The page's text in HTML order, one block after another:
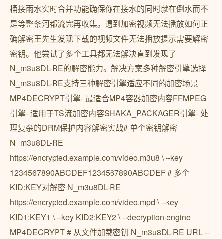
桶接雨水实时合并功能确保你在接水的同时就在倒水而不
是等整条河都流完再收集。遇到加密视频无法播放如何正
确解密王先生发现下载的视频文件无法播放提示需要解密
密钥。他尝试了多个工具都无法解决直到发现了
N_m3u8DL-RE的解密能力。解决方案多种解密引擎选择
N_m3u8DL-RE支持三种解密引擎适应不同的加密场景
MP4DECRYPT引擎- 最适合MP4容器加密内容FFMPEG
引擎- 适用于TS流加密内容SHAKA_PACKAGER引擎- 处
理复杂的DRM保护内容解密实战# 单个密钥解密
N_m3u8DL-RE
https://encrypted.example.com/video.m3u8 \ --key
1234567890ABCDEF1234567890ABCDEF # 多个
KID:KEY对解密 N_m3u8DL-RE
https://encrypted.example.com/video.mpd \ --key
KID1:KEY1 \ --key KID2:KEY2 \ --decryption-engine
MP4DECRYPT # 从文件加载密钥 N_m3u8DL-RE URL --